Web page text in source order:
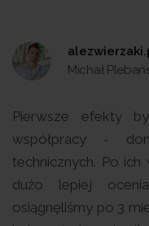
Michał
Pierwsze efekty
współpracy -
technicznych. Po ich
dużo lepiej
osiągnęliśmy po 3